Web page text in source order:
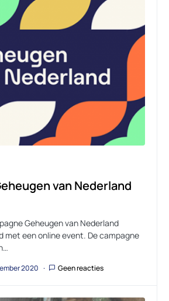
van Nederland
Geheugen van Nederland
met een online event. De campagne
2020 Geen reacties